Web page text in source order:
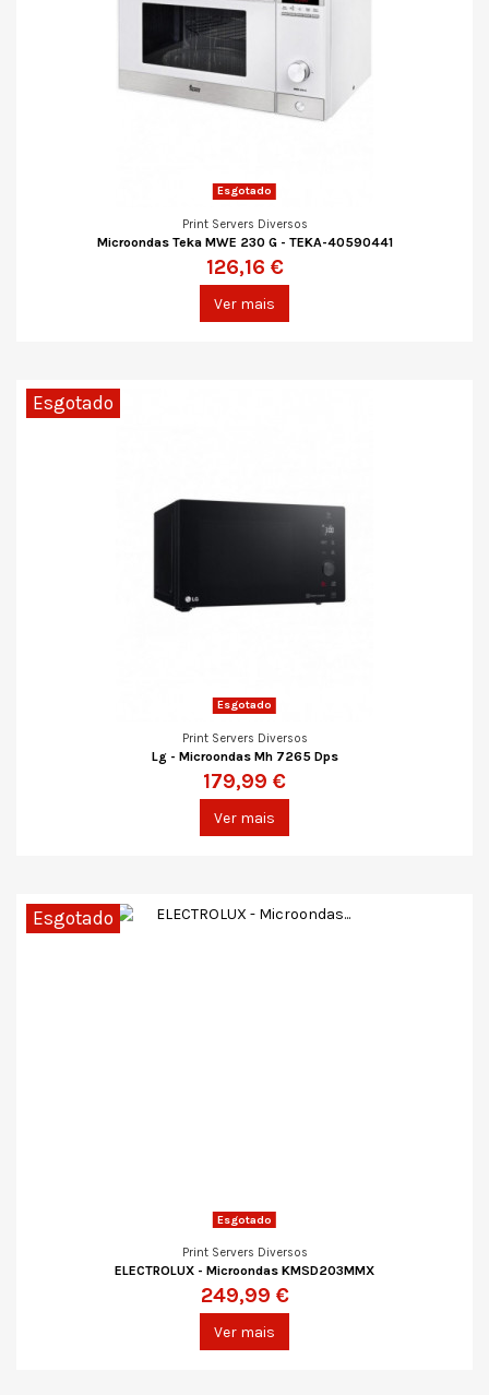
Esgotado
Print Servers Diversos
Microondas Teka MWE 230 G - TEKA-40590441
126,16 €
Ver mais
Esgotado
Esgotado
Print Servers Diversos
Lg - Microondas Mh 7265 Dps
179,99 €
Ver mais
Esgotado
Esgotado
Print Servers Diversos
ELECTROLUX - Microondas KMSD203MMX
249,99 €
Ver mais